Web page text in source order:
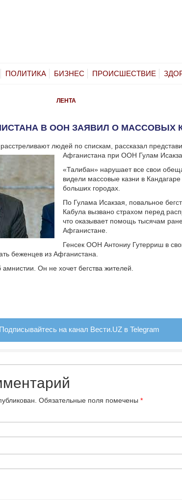
ПОЛИТИКА БИЗНЕС ПРОИСШЕСТВИЕ
ЛЕНТА
В ООН ЗАЯВИЛ О МАССОВЫХ
людей по спискам, рассказал
Афганистана при ООН Гулам
«Талибан» нарушает все свои
видели массовые казни в Кандагаре
больших городах.
По Гулама Исакзая, повальное
Кабула вызвано страхом перед
что оказывает помощь тысячам
Афганистане.
Генсек ООН Антониу Гутерриш в
беженцев из Афганистана.
Он не хочет бегства жителей.
Подписывайтесь на канал Вести.UZ в Telegram
Обязательные поля помечены *